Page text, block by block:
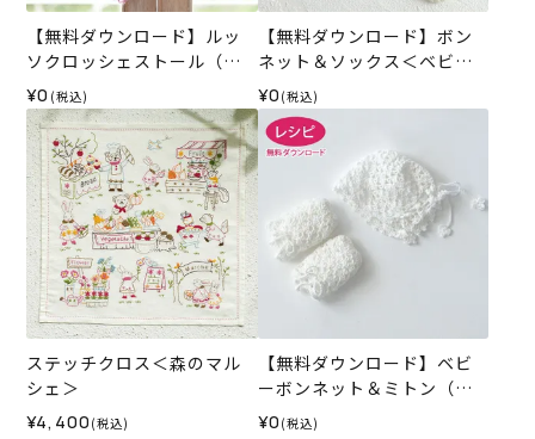
【無料ダウンロード】ルッ
ソクロッシェストール（レ
シピ）
¥0 (税込)
【無料ダウンロード】ボン
ネット＆ソックス＜ベビー
パレット＞（レシピ）
¥0 (税込)
ステッチクロス＜森のマル
シェ＞
¥4,400 (税込)
【無料ダウンロード】ベビ
ーボンネット＆ミトン（レ
シピ）
¥0 (税込)